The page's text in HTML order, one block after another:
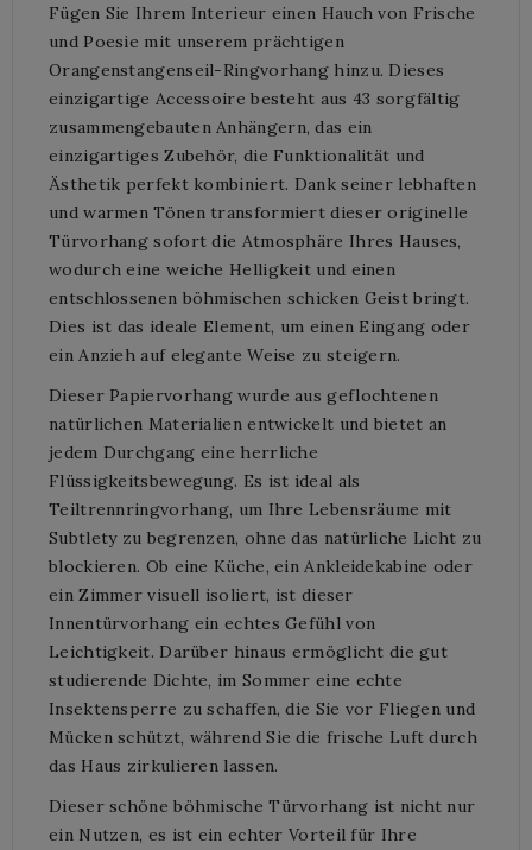
Fügen Sie Ihrem Interieur einen Hauch von Frische
und Poesie mit unserem prächtigen
Orangenstangenseil-Ringvorhang hinzu. Dieses
einzigartige Accessoire besteht aus 43 sorgfältig
zusammengebauten Anhängern, das ein
einzigartiges Zubehör, die Funktionalität und
Ästhetik perfekt kombiniert. Dank seiner lebhaften
und warmen Tönen transformiert dieser originelle
Türvorhang sofort die Atmosphäre Ihres Hauses,
wodurch eine weiche Helligkeit und einen
entschlossenen böhmischen schicken Geist bringt.
Dies ist das ideale Element, um einen Eingang oder
ein Anzieh auf elegante Weise zu steigern.
Dieser Papiervorhang wurde aus geflochtenen
natürlichen Materialien entwickelt und bietet an
jedem Durchgang eine herrliche
Flüssigkeitsbewegung. Es ist ideal als
Teiltrennringvorhang, um Ihre Lebensräume mit
Subtlety zu begrenzen, ohne das natürliche Licht zu
blockieren. Ob eine Küche, ein Ankleidekabine oder
ein Zimmer visuell isoliert, ist dieser
Innentürvorhang ein echtes Gefühl von
Leichtigkeit. Darüber hinaus ermöglicht die gut
studierende Dichte, im Sommer eine echte
Insektensperre zu schaffen, die Sie vor Fliegen und
Mücken schützt, während Sie die frische Luft durch
das Haus zirkulieren lassen.
Dieser schöne böhmische Türvorhang ist nicht nur
ein Nutzen, es ist ein echter Vorteil für Ihre